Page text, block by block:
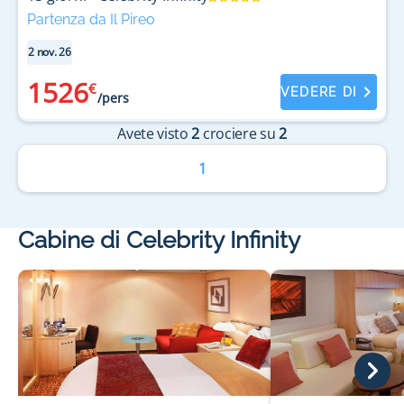
Partenza da Il Pireo
2 nov. 26
1526€
/pers VEDERE DI
Avete visto 2 crociere su2
1
Cabine di Celebrity Infinity